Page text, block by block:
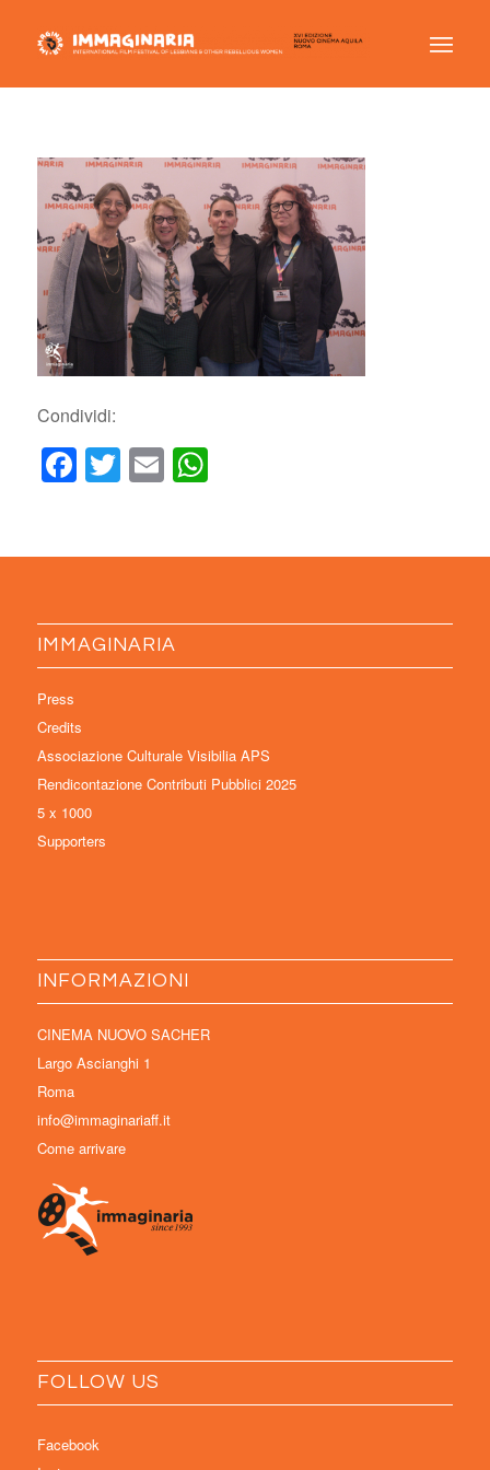
Condividi:
Facebook
Twitter
EmailWhatsApp
IMMAGINARIA
Press
Credits
Associazione Culturale Visibilia APS
Rendicontazione Contributi Pubblici 2025
5 x 1000
Supporters
INFORMAZIONI
CINEMA NUOVO SACHER
Largo Ascianghi 1
Roma
info@immaginariaff.it
Come arrivare
FOLLOW US
Facebook